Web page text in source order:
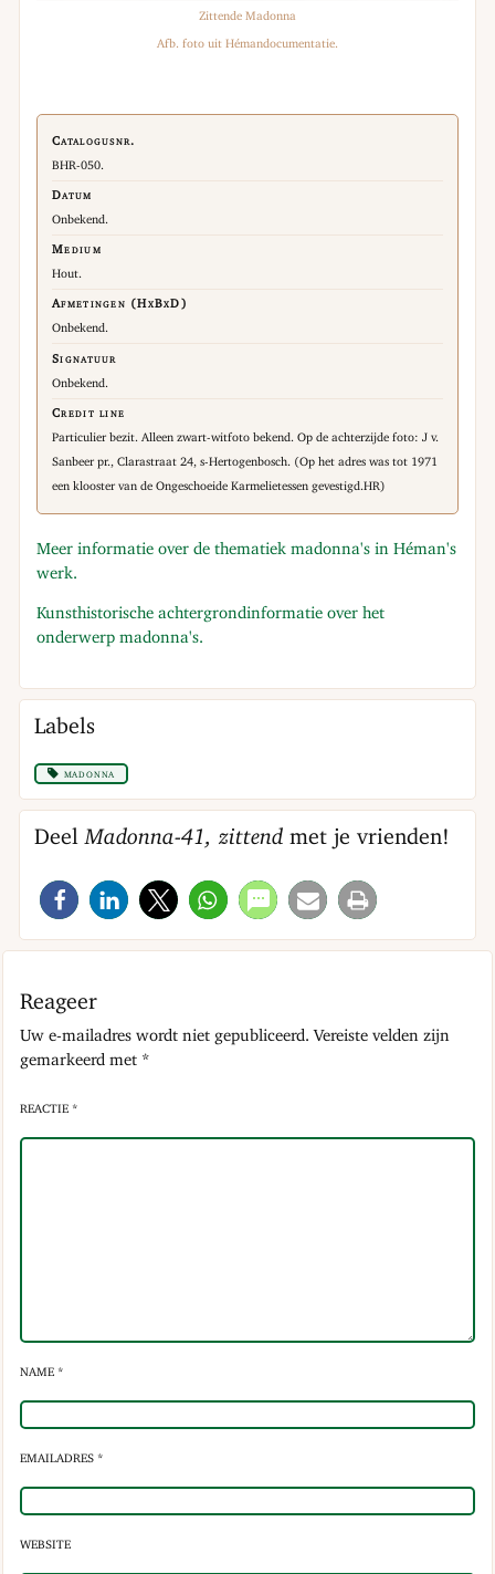
Zittende Madonna
Afb. foto uit Hémandocumentatie.
Catalogusnr.
BHR-050.
Datum
Onbekend.
Medium
Hout.
Afmetingen (HxBxD)
Onbekend.
Signatuur
Onbekend.
Credit line
Particulier bezit. Alleen zwart-witfoto bekend. Op de achterzijde foto: J v.
Sanbeer pr., Clarastraat 24, s-Hertogenbosch. (Op het adres was tot 1971
een klooster van de Ongeschoeide Karmelietessen gevestigd.HR)
Meer informatie over de thematiek madonna's in Héman's
werk.
Kunsthistorische achtergrondinformatie over het
onderwerp madonna's.
Labels
madonna
Deel Madonna-41, zittend met je vrienden!
Reageer
Uw e-mailadres wordt niet gepubliceerd. Vereiste velden zijn
gemarkeerd met *
REACTIE *
NAME *
EMAILADRES *
WEBSITE